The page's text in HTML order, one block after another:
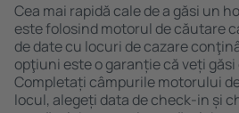
Cea mai rapidă cale de a găsi un
este folosind motorul de căutare
de date cu locuri de cazare
opţiuni este o garanție că veți
Completați câmpurile motorului
locul, alegeți data de check-in și